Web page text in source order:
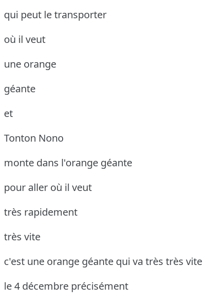
qui peut le transporter
où il veut
une orange
géante
et
Tonton Nono
monte dans l'orange géante
pour aller où il veut
très rapidement
très vite
c'est une orange géante qui va très très vite
le 4 décembre précisément